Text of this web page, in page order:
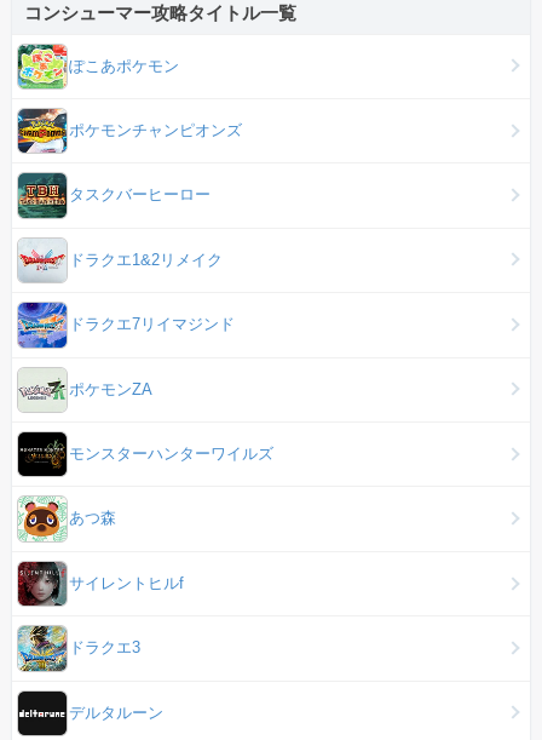
コンシューマー攻略タイトル一覧
ぽこあポケモン
ポケモンチャンピオンズ
タスクバーヒーロー
ドラクエ1&2リメイク
ドラクエ7リイマジンド
ポケモンZA
モンスターハンターワイルズ
あつ森
サイレントヒルf
ドラクエ3
デルタルーン